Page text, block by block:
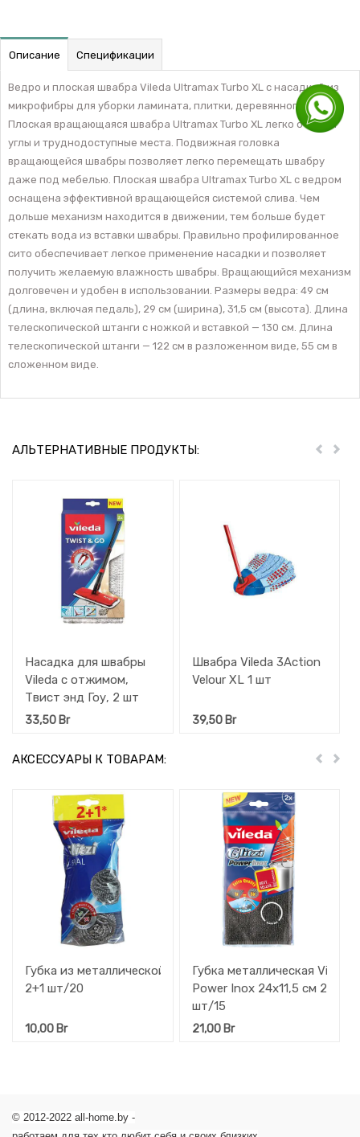
Описание Спецификации
Ведро и плоская швабра Vileda Ultramax Turbo XL с насадкой из
микрофибры для уборки ламината, плитки, деревянного пола.
Плоская вращающаяся швабра Ultramax Turbo XL легко очистит
углы и труднодоступные места. Подвижная головка
вращающейся швабры позволяет легко перемещать швабру
даже под мебелью. Плоская швабра Ultramax Turbo XL с ведром
оснащена эффективной вращающейся системой слива. Чем
дольше механизм находится в движении, тем больше будет
стекать вода из вставки швабры. Правильно профилированное
сито обеспечивает легкое применение насадки и позволяет
получить желаемую влажность швабры. Вращающийся механизм
долговечен и удобен в использовании. Размеры ведра: 49 см
(длина, включая педаль), 29 см (ширина), 31,5 см (высота). Длина
телескопической штанги с ножкой и вставкой — 130 см. Длина
телескопической штанги — 122 см в разложенном виде, 55 см в
сложенном виде.
АЛЬТЕРНАТИВНЫЕ ПРОДУКТЫ: Пред
Насадка для швабры
Vileda с отжимом,
Твист энд Гоу, 2 шт
33,50 Br
Швабра Vileda 3Action
Velour XL 1 шт
39,50Br
АКСЕССУАРЫ К ТОВАРАМ: Пред
Губка из металлической спирали Vileda
2+1 шт/20
10,00 Br
Губка металлическая Vileda
Power Inox 24х11,5 см 2
шт/15
21,00Br
© 2012-2022 all-home.by -